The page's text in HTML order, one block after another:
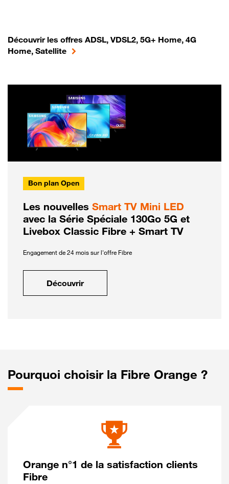
Découvrir les offres ADSL, VDSL2, 5G+ Home, 4G
Home, Satellite
Bon plan Open
Les nouvelles Smart TV Mini LED
avec la Série Spéciale 130Go 5G et
Livebox Classic Fibre + Smart TV
Engagement de 24 mois sur l'offre Fibre
Découvrir
Pourquoi choisir la Fibre Orange ?
Orange n°1 de la satisfaction clients
Fibre